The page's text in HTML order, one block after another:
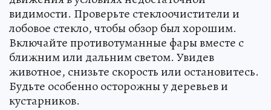
видимости. Проверьте стеклоочистители и
лобовое стекло, чтобы обзор был хорошим.
Включайте противотуманные фары вместе с
ближним или дальним светом. Увидев
животное, снизьте скорость или остановитесь.
Будьте особенно осторожны у деревьев и
кустарников.